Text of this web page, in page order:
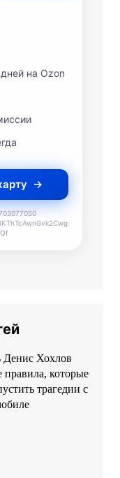
на Ozon
Денис Хохлов
правила, которые
трагедии с